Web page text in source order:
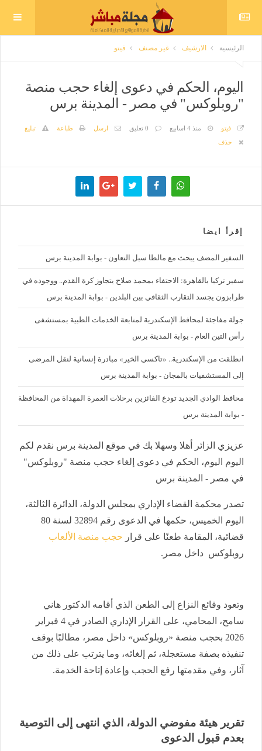
الرئيسية الارشيف غير مصنف فيتو
اليوم، الحكم في دعوى إلغاء حجب منصة
"روبلوكس" في مصر - المدينة برس
فيتو منذ 4 اسابيع 0 تعليق ارسل طباعة
تبليغ
حذف
إقرأ ايضا
السفير المضف يبحث مع مالطا سبل التعاون - بوابة المدينة برس
سفير تركيا بالقاهرة: الاحتفاء بمحمد صلاح يتجاوز كرة القدم.. ووجوده في
طرابزون يجسد التقارب الثقافي بين البلدين - بوابة المدينة برس
جولة مفاجئة لمحافظ الإسكندرية لمتابعة الخدمات الطبية بمستشفى
رأس التين العام - بوابة المدينة برس
انطلقت من الإسكندرية.. «تاكسي الخير» مبادرة إنسانية لنقل المرضى
إلى المستشفيات بالمجان - بوابة المدينة برس
محافظ الوادي الجديد تودع الفائزين برحلات العمرة المهداة من المحافظة
- بوابة المدينة برس
عزيزي الزائر أهلا وسهلا بك في موقع المدينة برس نقدم لكم
اليوم اليوم، الحكم في دعوى إلغاء حجب منصة "روبلوكس"
في مصر - المدينة برس
تصدر محكمة القضاء الإداري بمجلس الدولة، الدائرة الثالثة،
اليوم الخميس، حكمها في الدعوى رقم 32894 لسنة 80
قضائية، المقامة طعنًا على قرار حجب منصة الألعاب
روبلوكس داخل مصر.
وتعود وقائع النزاع إلى الطعن الذي أقامه الدكتور هاني
سامح، المحامي، على القرار الإداري الصادر في 4 فبراير
2026 بحجب منصة «روبلوكس» داخل مصر، مطالبًا بوقف
تنفيذه بصفة مستعجلة، ثم إلغائه، وما يترتب على ذلك من
آثار، وفي مقدمتها رفع الحجب وإعادة إتاحة الخدمة.
تقرير هيئة مفوضي الدولة، الذي انتهى إلى التوصية
بعدم قبول الدعوى